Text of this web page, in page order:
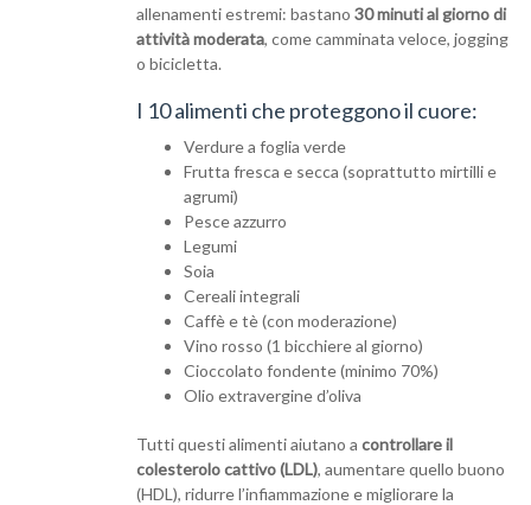
allenamenti estremi: bastano 30 minuti al giorno di
attività moderata, come camminata veloce, jogging
o bicicletta.
I 10 alimenti che proteggono il cuore:
Verdure a foglia verde
Frutta fresca e secca (soprattutto mirtilli e
agrumi)
Pesce azzurro
Legumi
Soia
Cereali integrali
Caffè e tè (con moderazione)
Vino rosso (1 bicchiere al giorno)
Cioccolato fondente (minimo 70%)
Olio extravergine d’oliva
Tutti questi alimenti aiutano a controllare il
colesterolo cattivo (LDL), aumentare quello buono
(HDL), ridurre l’infiammazione e migliorare la